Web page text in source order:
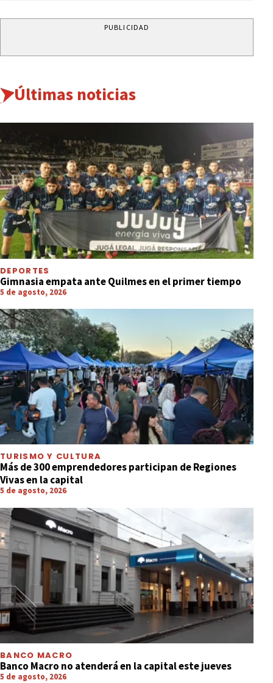
PUBLICIDAD
Últimas noticias
DEPORTES
Gimnasia empata ante Quilmes en el primer tiempo
5 de agosto, 2026
TURISMO Y CULTURA
Más de 300 emprendedores participan de Regiones
Vivas en la capital
5 de agosto, 2026
BANCO MACRO
Banco Macro no atenderá en la capital este jueves
5 de agosto, 2026